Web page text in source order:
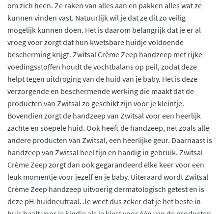
om zich heen. Ze raken van alles aan en pakken alles wat ze
kunnen vinden vast. Natuurlijk wil je dat ze dit zo veilig
mogelijk kunnen doen. Het is daarom belangrijk dat je er al
vroeg voor zorgt dat hun kwetsbare huidje voldoende
bescherming krijgt. Zwitsal Crème Zeep handzeep met rijke
voedingsstoffen houdt de vochtbalans op peil, zodat deze
helpt tegen uitdroging van de huid van je baby. Het is deze
verzorgende en beschermende werking die maakt dat de
producten van Zwitsal zo geschikt zijn voor je kleintje.
Bovendien zorgt de handzeep van Zwitsal voor een heerlijk
zachte en soepele huid. Ook heeft de handzeep, net zoals alle
andere producten van Zwitsal, een heerlijke geur. Daarnaast is
handzeep van Zwitsal heel fijn en handig in gebruik. Zwitsal
Crème Zeep zorgt dan ook gegarandeerd elke keer voor een
leuk momentje voor jezelf en je baby. Uiteraard wordt Zwitsal
Crème Zeep handzeep uitvoerig dermatologisch getest en is
deze pH-huidneutraal. Je weet dus zeker dat je het beste in